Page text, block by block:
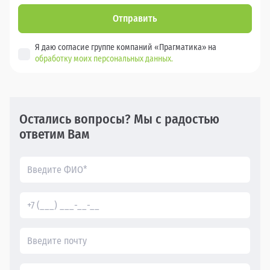
Отправить
Я даю согласие группе компаний «Прагматика» на
обработку моих персональных данных.
Остались вопросы? Мы с радостью
ответим Вам